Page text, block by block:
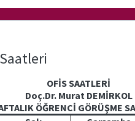
OFİS SAATLERİ
Doç.Dr. Murat DEMİRKOL
ÖĞRENCİ GÖRÜŞME